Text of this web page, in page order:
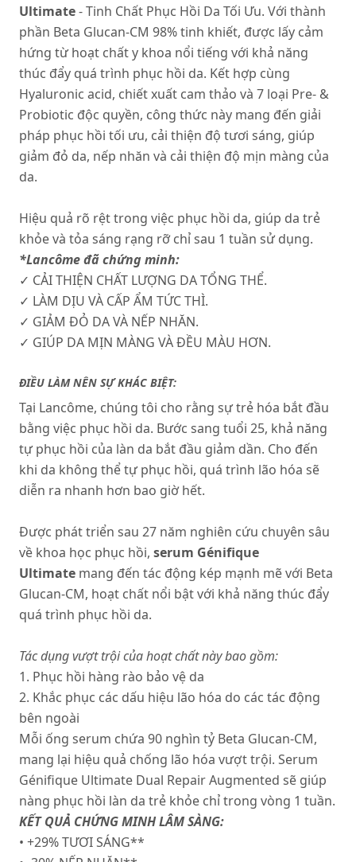
Ultimate- Tinh Chất Phục Hồi Da Tối Ưu. Với thành
phần Beta Glucan-CM 98% tinh khiết, được lấy cảm
hứng từ hoạt chất y khoa nổi tiếng với khả năng
thúc đẩy quá trình phục hồi da. Kết hợp cùng
Hyaluronic acid, chiết xuất cam thảo và 7 loại Pre- &
Probiotic độc quyền, công thức này mang đến giải
pháp phục hồi tối ưu, cải thiện độ tươi sáng, giúp
giảm đỏ da, nếp nhăn và cải thiện độ mịn màng của
da.
Hiệu quả rõ rệt trong việc phục hồi da, giúp da trẻ
khỏe và tỏa sáng rạng rỡ chỉ sau 1 tuần sử dụng.
*Lancôme đã chứng minh:
✓ CẢI THIỆN CHẤT LƯỢNG DA TỔNG THỂ.
✓ LÀM DỊU VÀ CẤP ẨM TỨC THÌ.
✓ GIẢM ĐỎ DA VÀ NẾP NHĂN.
✓ GIÚP DA MỊN MÀNG VÀ ĐỀU MÀU HƠN.
ĐIỀU LÀM NÊN SỰ KHÁC BIỆT:
Tại Lancôme, chúng tôi cho rằng sự trẻ hóa bắt đầu
bằng việc phục hồi da. Bước sang tuổi 25, khả năng
tự phục hồi của làn da bắt đầu giảm dần. Cho đến
khi da không thể tự phục hồi, quá trình lão hóa sẽ
diễn ra nhanh hơn bao giờ hết.
Được phát triển sau 27 năm nghiên cứu chuyên sâu
về khoa học phục hồi, serum Génifique
Ultimate mang đến tác động kép mạnh mẽ với Beta
Glucan-CM, hoạt chất nổi bật với khả năng thúc đẩy
quá trình phục hồi da.
Tác dụng vượt trội của hoạt chất này bao gồm:
1. Phục hồi hàng rào bảo vệ da
2. Khắc phục các dấu hiệu lão hóa do các tác động
bên ngoài
Mỗi ống serum chứa 90 nghìn tỷ Beta Glucan-CM,
mang lại hiệu quả chống lão hóa vượt trội. Serum
Génifique Ultimate Dual Repair Augmented sẽ giúp
nàng phục hồi làn da trẻ khỏe chỉ trong vòng 1 tuần.
KẾT QUẢ CHỨNG MINH LÂM SÀNG:
• +29% TƯƠI SÁNG**